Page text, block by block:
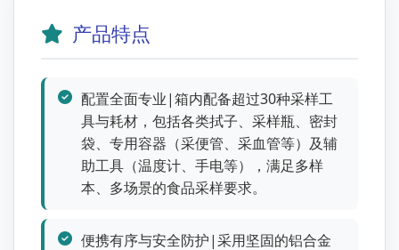
产品特点
配置全面专业|箱内配备超过30种采样工
具与耗材，包括各类拭子、采样瓶、密封
袋、专用容器（采便管、采血管等）及辅
助工具（温度计、手电等），满足多样
本、多场景的食品采样要求。
便携有序与安全防护|采用坚固的铝合金